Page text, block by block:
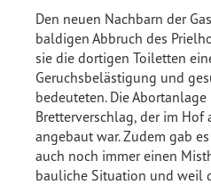
Den neuen Nachbarn der
baldigen Abbruch des
sie die dortigen Toiletten
Geruchsbelästigung und
bedeuteten. Die
Bretterverschlag, der im Hof
angebaut war. Zudem gab
auch noch immer einen
bauliche Situation und weil